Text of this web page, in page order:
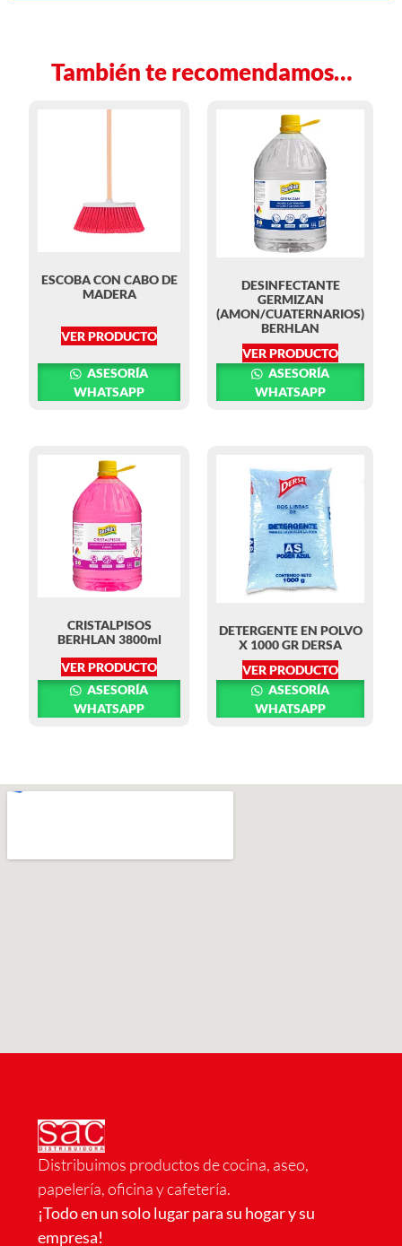
También te recomendamos…
ESCOBA CON CABO DE
MADERA
VER PRODUCTO
ASESORÍA
WHATSAPP
DESINFECTANTE
GERMIZAN
(AMON/CUATERNARIOS)
BERHLAN
VER PRODUCTO
ASESORÍA
WHATSAPP
CRISTALPISOS
BERHLAN 3800ml
VER PRODUCTO
ASESORÍA
WHATSAPP
DETERGENTE EN POLVO
X 1000 GR DERSA
VER PRODUCTO
ASESORÍA
WHATSAPP
Distribuimos productos de cocina, aseo,
papelería, oficina y cafetería.
¡Todo en un solo lugar para su hogar y su
empresa!